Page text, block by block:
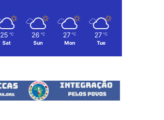
25 ℃
Sat
26 ℃
Sun
27 ℃
Mon
27 ℃
Tue